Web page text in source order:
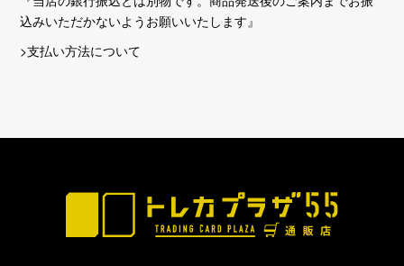
込みいただかないようお願いいたします』
>支払い方法について